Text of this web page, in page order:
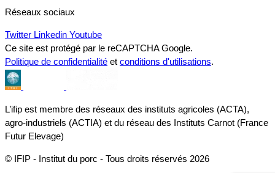
Réseaux sociaux
Twitter Linkedin Youtube
Ce site est protégé par le reCAPTCHA Google.
Politique de confidentialité et conditions d'utilisations.
L’ifip est membre des réseaux des instituts agricoles (ACTA),
agro-industriels (ACTIA) et du réseau des Instituts Carnot (France
Futur Elevage)
© IFIP - Institut du porc - Tous droits réservés 2026